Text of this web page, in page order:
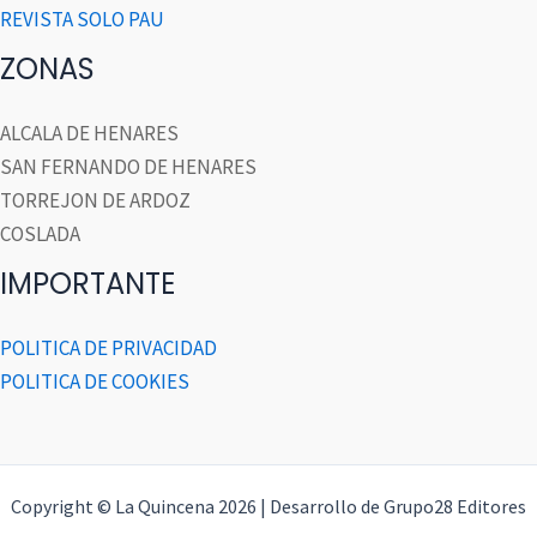
REVISTA SOLO PAU
ZONAS
ALCALA DE HENARES
SAN FERNANDO DE HENARES
TORREJON DE ARDOZ
COSLADA
IMPORTANTE
POLITICA DE PRIVACIDAD
POLITICA DE COOKIES
Copyright © La Quincena 2026 | Desarrollo de Grupo28 Editores